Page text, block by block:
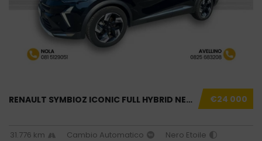
€24 000
RENAULT SYMBIOZ ICONIC FULL HYBRID NERO USAT...
31.776 km Cambio Automatico Nero Etoile